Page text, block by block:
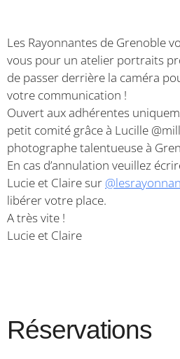
Les Rayonnantes de Grenoble
vous pour un atelier portraits
de passer derrière la caméra
votre communication !
Ouvert aux adhérentes
petit comité grâce à Lucille
photographe talentueuse à
En cas d’annulation veuillez
Lucie et Claire sur
libérer votre place.
A très vite !
Lucie et Claire
Réservations